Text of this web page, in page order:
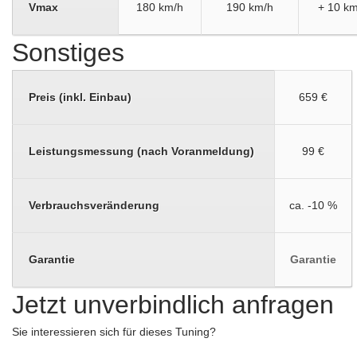
Vmax 180 km/h 190 km/h + 10
Sonstiges
Preis (inkl. Einbau) 659 €
Leistungsmessung (nach Voranmeldung) 99 €
Verbrauchsveränderung ca. -10 %
Garantie Garantie
Jetzt unverbindlich anfragen
Sie interessieren sich für dieses Tuning?